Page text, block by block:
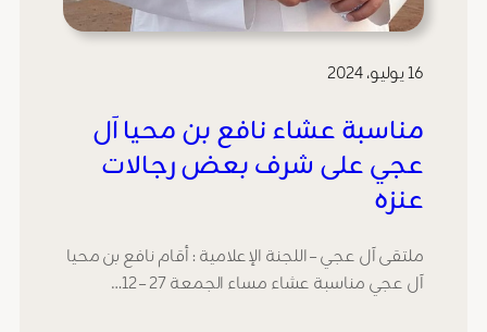
16 يوليو، 2024
مناسبة عشاء نافع بن محيا آل
عجي على شرف بعض رجالات
عنزه
ملتقى آل عجي – اللجنة الإعلامية : أقام نافع بن محيا
آل عجي مناسبة عشاء مساء الجمعة 27 – 12…